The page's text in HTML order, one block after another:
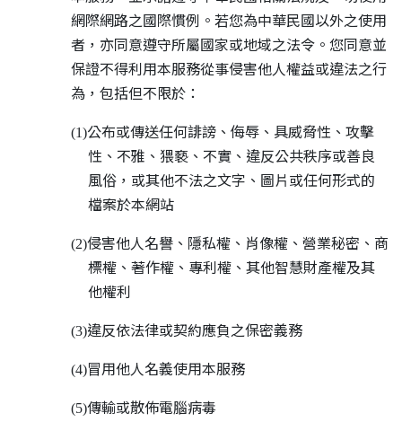
網際網路之國際慣例。若您為中華民國以外之使用
者，亦同意遵守所屬國家或地域之法令。您同意並
保證不得利用本服務從事侵害他人權益或違法之行
為，包括但不限於：
(1)公布或傳送任何誹謗、侮辱、具威脅性、攻擊
性、不雅、猥褻、不實、違反公共秩序或善良
風俗，或其他不法之文字、圖片或任何形式的
檔案於本網站
(2)侵害他人名譽、隱私權、肖像權、營業秘密、商
標權、著作權、專利權、其他智慧財產權及其
他權利
(3)違反依法律或契約應負之保密義務
(4)冒用他人名義使用本服務
(5)傳輸或散佈電腦病毒